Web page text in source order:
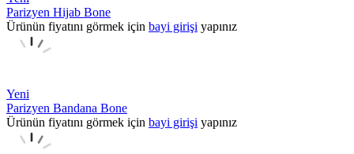
Parizyen Hijab Bone
Ürünün fiyatını görmek için bayi girişi yapınız
Yeni
Parizyen Bandana Bone
Ürünün fiyatını görmek için bayi girişi yapınız